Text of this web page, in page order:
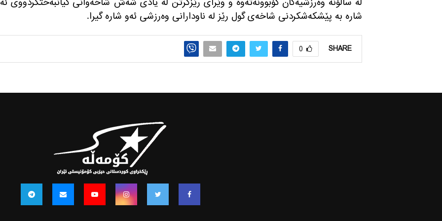
شاره به پێشکه‌شکردنی شاخه‌ی گول رێز له ناودارانی وه‌رزشی ئه‌و شاره‌ گیرا.
SHARE
0